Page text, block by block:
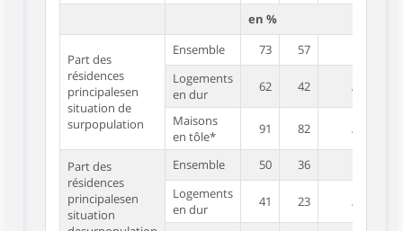
en %
Part des
résidences
principalesen
situation de
surpopulation
Ensemble 73 57
Logements
en dur
62 42 ///////
Maisons
en tôle*
91 82 ///////
Part des
résidences
principalesen
situation
Ensemble 50 36
Logements
en dur
41 23 ///////